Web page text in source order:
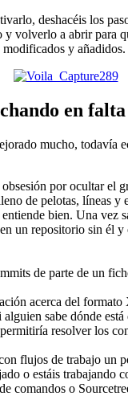
deshacéis los
y volverlo a abrir para
y añadidos.
en falta
mucho, todavía
por ocultar el
de pelotas, líneas y
bien. Una vez
un repositorio sin él
de parte de un
acerca del
alguien sabe dónde
resolver los
flujos de trabajo un
o estáis trabajando
comandos o